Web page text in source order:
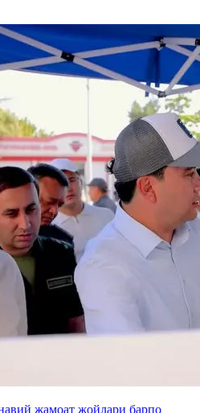
жамоат жойлари барпо